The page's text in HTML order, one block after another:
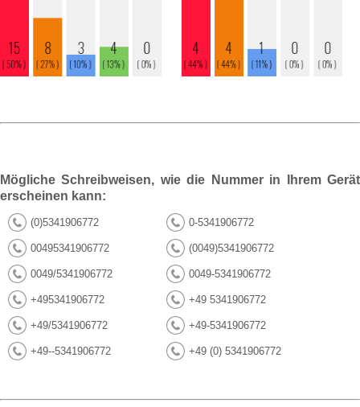
Mögliche Schreibweisen, wie die Nummer in Ihrem Gerät
erscheinen kann:
(0)5341906772 0-5341906772
00495341906772 (0049)5341906772
0049/5341906772 0049-5341906772
+495341906772 +49 5341906772
+49/5341906772 +49-5341906772
+49--5341906772 +49 (0) 5341906772